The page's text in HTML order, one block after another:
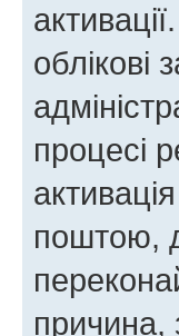
облікові
процесі
поштою,
причина,